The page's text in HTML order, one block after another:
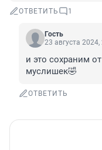
ОТВЕТИТЬ 1
Гость
23 августа 2024,
и это сохраним
муслишек🤣
ОТВЕТИТЬ